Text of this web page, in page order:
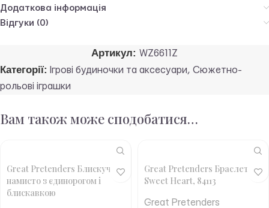
Додаткова інформація
Відгуки (0)
Артикул: WZ6611Z
Категорії: Ігрові будиночки та аксесуари, Сюжетно-
рольові іграшки
Вам також може сподобатися…
Great Pretenders Блискуче
намисто з єдинорогом і
блискавкою
Great Pretenders Браслет
Sweet Heart, 84113
Great Pretenders